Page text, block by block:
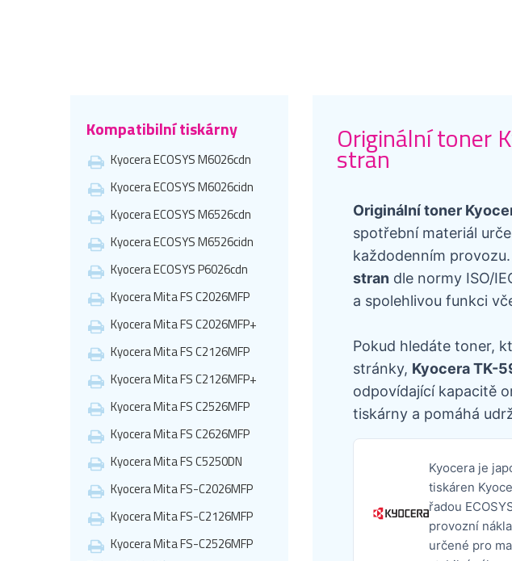
Kompatibilní tiskárny
Kyocera ECOSYS M6026cdn
Kyocera ECOSYS M6026cidn
Kyocera ECOSYS M6526cdn
Kyocera ECOSYS M6526cidn
Kyocera ECOSYS P6026cdn
Kyocera Mita FS C2026MFP
Kyocera Mita FS C2026MFP+
Kyocera Mita FS C2126MFP
Kyocera Mita FS C2126MFP+
Kyocera Mita FS C2526MFP
Kyocera Mita FS C2626MFP
Kyocera Mita FS C5250DN
Kyocera Mita FS-C2026MFP
Kyocera Mita FS-C2126MFP
Kyocera Mita FS-C2526MFP
Originální toner
stran
Originální toner
spotřební materiál
každodenním
stran dle normy ISO/
a spolehlivou funkci
Pokud hledáte toner,
stránky, Kyocera TK-
odpovídající kapacitě
tiskárny a pomáhá
Kyocera je
tiskáren
řadou
provozní
určené pro